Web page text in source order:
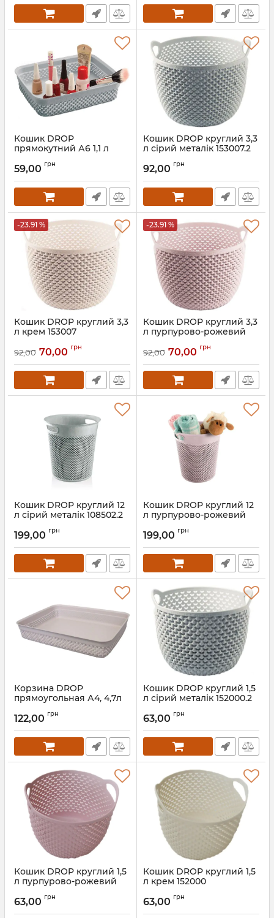
Кошик DROP
прямокутний А6 1,1 л
Артикул: 137007.2
59,00 грн
Кошик DROP круглий 3,3
л сірий металік 153007.2
92,00 грн
-23.91 %
Кошик DROP круглий 3,3
л крем 153007
92,00 70,00 грн
-23.91 %
Кошик DROP круглий 3,3
л пурпурово-рожевий
Артикул: 153007.1
92,00 70,00 грн
Кошик DROP круглий 12
л сірий металік 108502.2
199,00 грн
Кошик DROP круглий 12
л пурпурово-рожевий
Артикул: 108502.1
199,00 грн
Корзина DROP
прямоугольная А4, 4,7л
138004.1
Артикул: 138004.1
122,00 грн
Кошик DROP круглий 1,5
л сірий металік 152000.2
63,00 грн
Кошик DROP круглий 1,5
л пурпурово-рожевий
Артикул: 152000.1
63,00 грн
Кошик DROP круглий 1,5
л крем 152000
63,00 грн